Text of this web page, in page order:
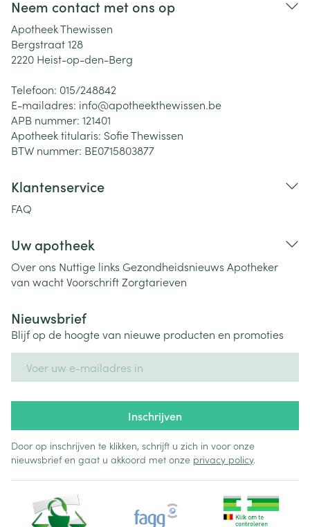
Neem contact met ons op
Apotheek Thewissen
Bergstraat 128
2220 Heist-op-den-Berg
Telefoon: 015/248842
E-mailadres: info@apotheekthewissen.be
APB nummer: 121401
Apotheek titularis: Sofie Thewissen
BTW nummer: BE0715803877
Klantenservice
FAQ
Uw apotheek
Over ons Nuttige links Gezondheidsnieuws Apotheker
van wachtVoorschriftZorgtarieven
Nieuwsbrief
Blijf op de hoogte van nieuwe producten en promoties
Inschrijven
Door op inschrijven te klikken, schrijft u zich in voor onze
nieuwsbrief en gaat u akkoord met onze privacy policy.